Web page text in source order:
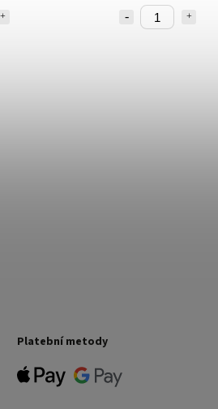
Platební metody